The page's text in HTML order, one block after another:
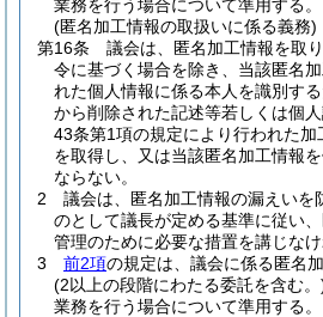
業務を行う場合について準用する。
(匿名加工情報の取扱いに係る義務)
第16条
議会は、匿名加工情報を取
令に基づく場合を除き、当該匿名
れた個人情報に係る本人を識別す
から削除された記述等若しくは個
43条第1項の規定により行われた加
を取得し、又は当該匿名加工情報
ならない。
2
議会は、匿名加工情報の漏えいを
のとして議長が定める基準に従い
管理のために必要な措置を講じなけ
3
前2項の規定は、議会に係る匿名
(2以上の段階にわたる委託を含む。
業務を行う場合について準用する。